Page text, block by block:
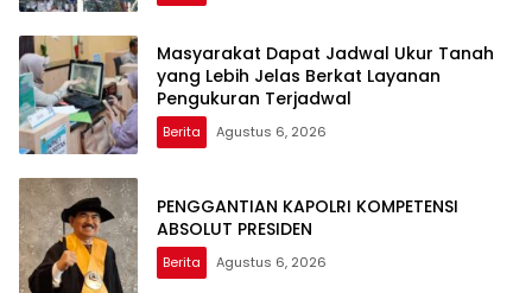
Masyarakat Dapat Jadwal Ukur Tanah
yang Lebih Jelas Berkat Layanan
Pengukuran Terjadwal
Berita Agustus 6, 2026
PENGGANTIAN KAPOLRI KOMPETENSI
ABSOLUT PRESIDEN
Berita Agustus 6, 2026